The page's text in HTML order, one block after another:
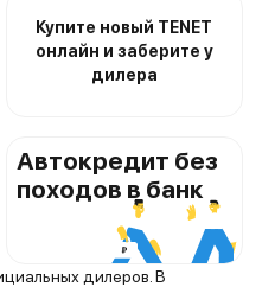
Купите новый TENET
онлайн и заберите у
дилера
Автокредит без
походов в банк
дилеров. В